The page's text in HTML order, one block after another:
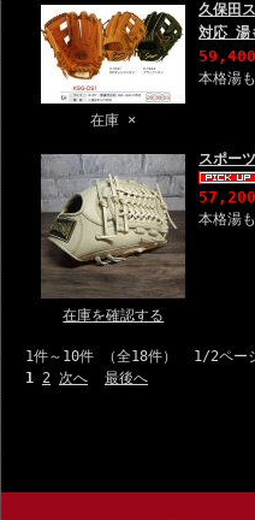
在庫 ×
久保田
対応 湯
本格湯
在庫を確認する
スポー
本格湯
1件～10件 （全18件） 1/2ペー
1 2 次へ 最後へ